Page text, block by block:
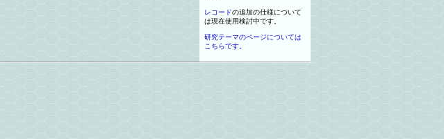
レコードの追加の仕様について
は現在使用検討中です。
研究テーマのページについては
こちらです。